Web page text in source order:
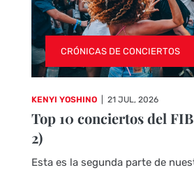
CRÓNICAS DE CONCIERTOS
KENYI YOSHINO 21 JUL, 2026
Top 10 conciertos del
2)
Esta es la segunda parte de